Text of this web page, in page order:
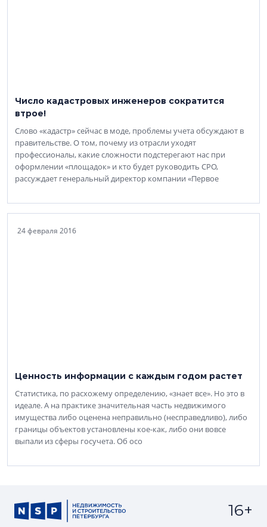
Число кадастровых инженеров сократится
втрое!
Слово «кадастр» сейчас в моде, проблемы учета обсуждают в
правительстве. О том, почему из отрасли уходят
профессионалы, какие сложности подстерегают нас при
оформлении «площадок» и кто будет руководить СРО,
рассуждает генеральный директор компании «Первое
24 февраля 2016
Ценность информации с каждым годом растет
Статистика, по расхожему определению, «знает все». Но это в
идеале. А на практике значительная часть недвижимого
имущества либо оценена неправильно (несправедливо), либо
границы объектов установлены кое-как, либо они вовсе
выпали из сферы госучета. Об осо
16+